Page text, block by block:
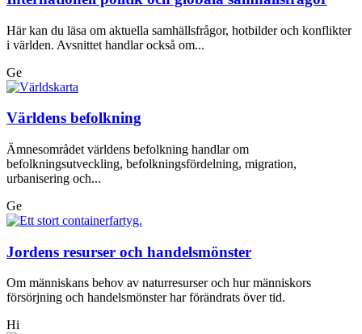
Här kan du läsa om aktuella samhällsfrågor, hotbilder och konflikter
i världen. Avsnittet handlar också om...
Ge
Världens befolkning
Ämnesområdet världens befolkning handlar om
befolkningsutveckling, befolkningsfördelning, migration,
urbanisering och...
Ge
Jordens resurser och handelsmönster
Om människans behov av naturresurser och hur människors
försörjning och handelsmönster har förändrats över tid.
Hi